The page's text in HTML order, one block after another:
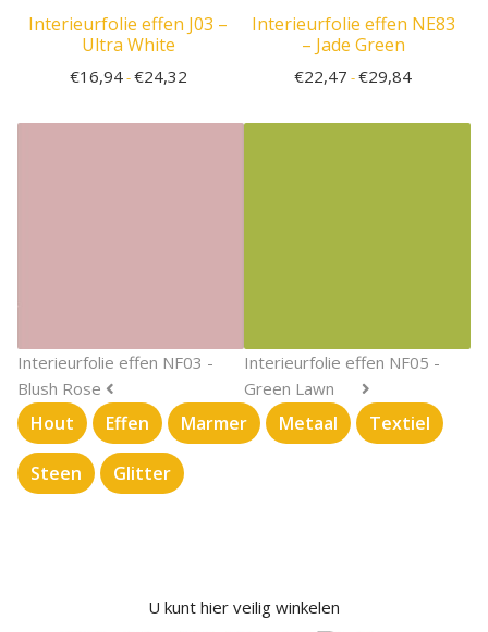
Interieurfolie effen J03 –
Ultra White
€16,94-€24,32
Interieurfolie effen NE83
– Jade Green
€22,47 -€29,84
Interieurfolie effen NF03 -
Blush Rose
Interieurfolie effen NF05 -
Green Lawn
Hout Effen Marmer Metaal Textiel
Steen Glitter
U kunt hier veilig winkelen